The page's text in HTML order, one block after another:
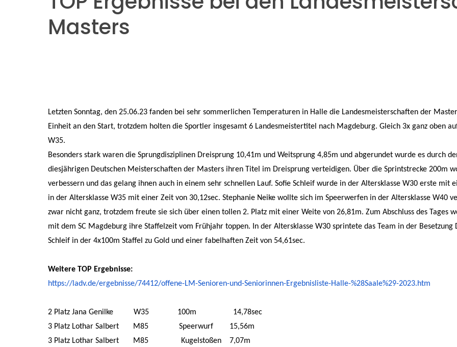
Masters
Letzten Sonntag, den 25.06.23 fanden bei sehr sommerlichen Temperaturen in Halle die Landesmeisterschaften der
Einheit an den Start, trotzdem holten die Sportler insgesamt 6 Landesmeistertitel nach Magdeburg. Gleich 3x ganz oben
W35.
Besonders stark waren die Sprungdisziplinen Dreisprung 10,41m und Weitsprung 4,85m und abgerundet wurde es durch
diesjährigen Deutschen Meisterschaften der Masters ihren Titel im Dreisprung verteidigen. Über die Sprintstrecke 200m
verbessern und das gelang ihnen auch in einem sehr schnellen Lauf. Sofie Schleif wurde in der Altersklasse W30 erste mit
in der Altersklasse W35 mit einer Zeit von 30,12sec. Stephanie Neike wollte sich im Speerwerfen in der Altersklasse W40
zwar nicht ganz, trotzdem freute sie sich über einen tollen 2. Platz mit einer Weite von 26,81m. Zum Abschluss des Tages
mit dem SC Magdeburg ihre Staffelzeit vom Frühjahr toppen. In der Altersklasse W30 sprintete das Team in der Besetzung
Schleif in der 4x100m Staffel zu Gold und einer fabelhaften Zeit von 54,61sec.
Weitere TOP Ergebnisse:
https://ladv.de/ergebnisse/74412/offene-LM-Senioren-und-Seniorinnen-Ergebnisliste-Halle-%28Saale%29-2023.htm
2 Platz Jana Genilke W35 100m 14,78sec
3 Platz Lothar Salbert M85 Speerwurf 15,56m
3 Platz Lothar Salbert M85 Kugelstoßen 7,07m